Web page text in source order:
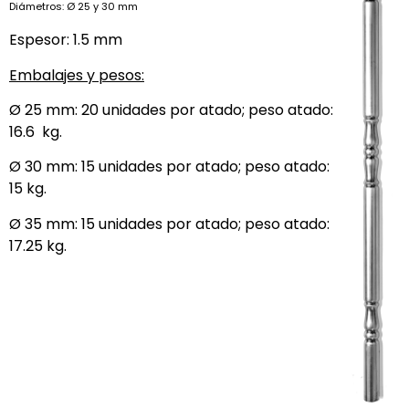
Diámetros: Ø 25 y 30 mm
Espesor: 1.5 mm
Embalajes y pesos:
Ø 25 mm: 20 unidades por atado; peso atado:
16.6 kg.
Ø 30 mm: 15 unidades por atado; peso atado:
15 kg.
Ø 35 mm: 15 unidades por atado; peso atado:
17.25 kg.